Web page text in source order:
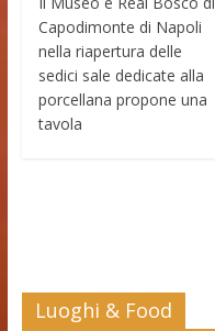
Capodimonte di Napoli
nella riapertura delle
sedici sale dedicate alla
porcellana propone una
tavola
Luoghi & Food